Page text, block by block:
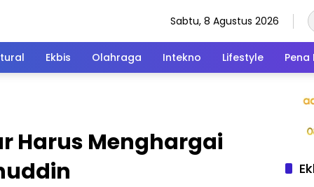
Sabtu, 8 Agustus 2026
Ekbis Olahraga Intekno Lifestyle Pena
Harus Menghargai